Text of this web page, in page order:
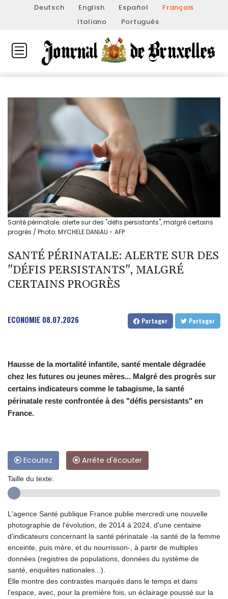
Deutsch English Español
Français
Italiano
Português
Santé périnatale: alerte sur des "défis persistants", malgré certains
progrès / Photo: MYCHELE DANIAU - AFP
SANTÉ PÉRINATALE: ALERTE SUR DES
"DÉFIS PERSISTANTS", MALGRÉ
CERTAINS PROGRÈS
ECONOMIE 08.07.2026 Partager Partager
Hausse de la mortalité infantile, santé mentale dégradée
chez les futures ou jeunes mères... Malgré des progrès sur
certains indicateurs comme le tabagisme, la santé
périnatale reste confrontée à des "défis persistants" en
France.
Ecoutez Arrête d'écouter
Taille du texte:
L'agence Santé publique France publie mercredi une nouvelle
photographie de l'évolution, de 2014 à 2024, d'une centaine
d’indicateurs concernant la santé périnatale -la santé de la femme
enceinte, puis mère, et du nourrisson-, à partir de multiples
données (registres de populations, données du système de
santé, enquêtes nationales...).
Elle montre des contrastes marqués dans le temps et dans
l'espace, avec, pour la première fois, un éclairage poussé sur la